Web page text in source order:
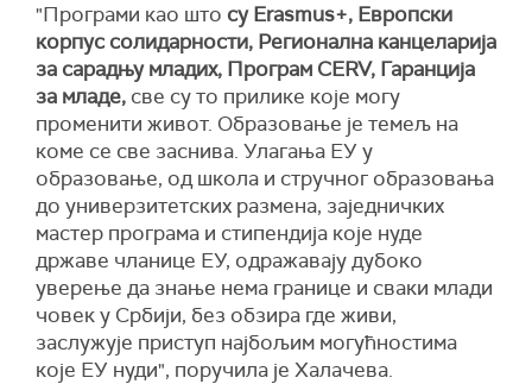
"Програми као што су Erasmus+, Европски
корпус солидарности, Регионална канцеларија
за сарадњу младих, Програм CERV, Гаранција
за младе, све су то прилике које могу
променити живот. Образовање је темељ на
коме се све заснива. Улагања ЕУ у
образовање, од школа и стручног образовања
до универзитетских размена, заједничких
мастер програма и стипендија које нуде
државе чланице ЕУ, одражавају дубоко
уверење да знање нема границе и сваки млади
човек у Србији, без обзира где живи,
заслужује приступ најбољим могућностима
које ЕУ нуди", поручила је Халачева.